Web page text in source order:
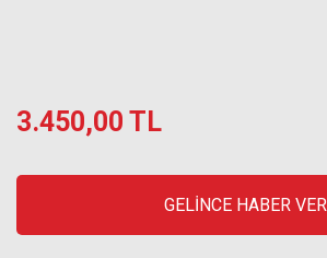
3.450,00 TL
GELİNCE HABER VER